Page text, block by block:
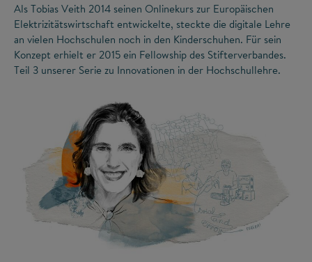
Als Tobias Veith 2014 seinen Onlinekurs zur Europäischen
Elektrizitätswirtschaft entwickelte, steckte die digitale Lehre
an vielen Hochschulen noch in den Kinderschuhen. Für sein
Konzept erhielt er 2015 ein Fellowship des Stifterverbandes.
Teil 3 unserer Serie zu Innovationen in der Hochschullehre.